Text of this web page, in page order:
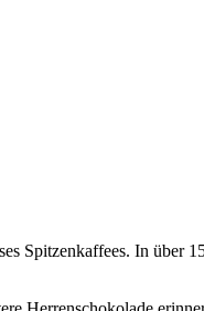
Spitzenkaffees. In über